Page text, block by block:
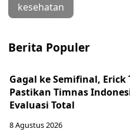
kesehatan
Berita Populer
Gagal ke Semifinal, Erick
Pastikan Timnas
Evaluasi Total
8 Agustus 2026